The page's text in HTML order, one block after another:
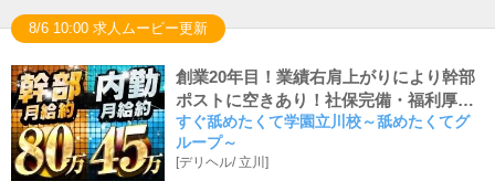
8/6 10:00 求人ムービー更新
創業20年目！業績右肩上がりにより幹部
ポストに空きあり！社保完備・福利厚生
抜群〈月収100万円〉法人営業の舐めた
くてグループで活躍！年功序列なし！実
力次第で上に行ける評価制度を採用し店
すぐ舐めたくて学園立川校～舐めたくてグ
ループ～
[デリヘル/ 立川]